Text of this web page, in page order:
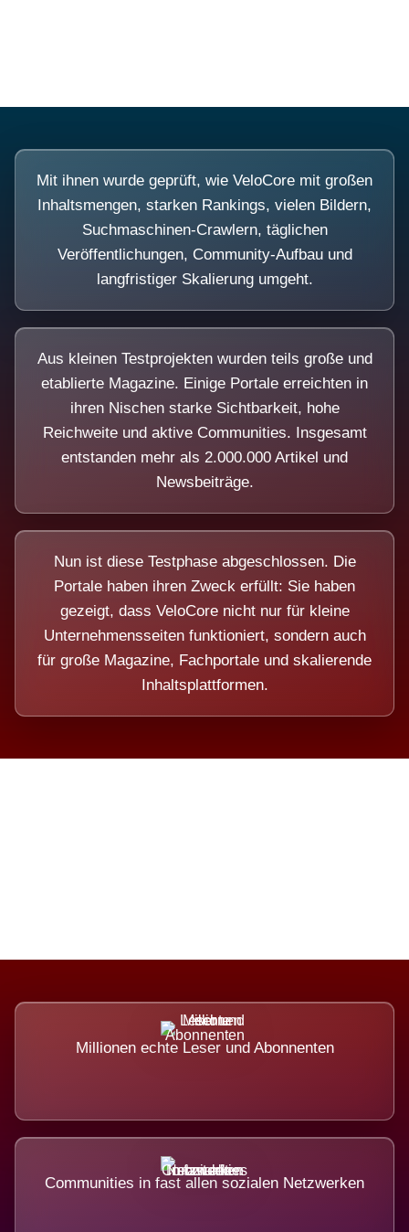
Mit ihnen wurde geprüft, wie VeloCore mit großen
Inhaltsmengen, starken Rankings, vielen Bildern,
Suchmaschinen-Crawlern, täglichen
Veröffentlichungen, Community-Aufbau und
langfristiger Skalierung umgeht.
Aus kleinen Testprojekten wurden teils große und
etablierte Magazine. Einige Portale erreichten in
ihren Nischen starke Sichtbarkeit, hohe
Reichweite und aktive Communities. Insgesamt
entstanden mehr als 2.000.000 Artikel und
Newsbeiträge.
Nun ist diese Testphase abgeschlossen. Die
Portale haben ihren Zweck erfüllt: Sie haben
gezeigt, dass VeloCore nicht nur für kleine
Unternehmensseiten funktioniert, sondern auch
für große Magazine, Fachportale und skalierende
Inhaltsplattformen.
Millionen echte Leser und Abonnenten
Communities in fast allen sozialen Netzwerken